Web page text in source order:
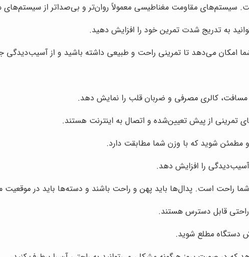
سیستم‌های مقاومت مغناطیسی معمولاً روان‌تر و بی‌صداتر از
به تدریج شدت تمرین خود را افزایش دهید.
امکان می‌دهد تا تمرینی راحت و طبیعی داشته باشید و از آسیب‌دیدگی
کالری مصرفی و ضربان قلب را نمایش دهد.
تمرینی از پیش تعیین‌شده و اتصال به اینترنت هستند.
مطمئن شوید که با وزن شما مطابقت دارد.
را افزایش دهد.
راحت است. پدال‌ها باید پهن و راحت باشند و دسته‌ها باید در موقعیت
قابل دسترس هستند.
دستگاه مطلع شوید.